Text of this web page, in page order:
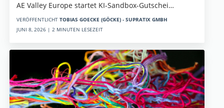
AE Valley Europe startet KI-Sandbox-Gutschei…
VERÖFFENTLICHT TOBIAS GOECKE (GÖCKE) - SUPRATIX GMBH
JUNI 8, 2026 | 2 MINUTEN LESEZEIT